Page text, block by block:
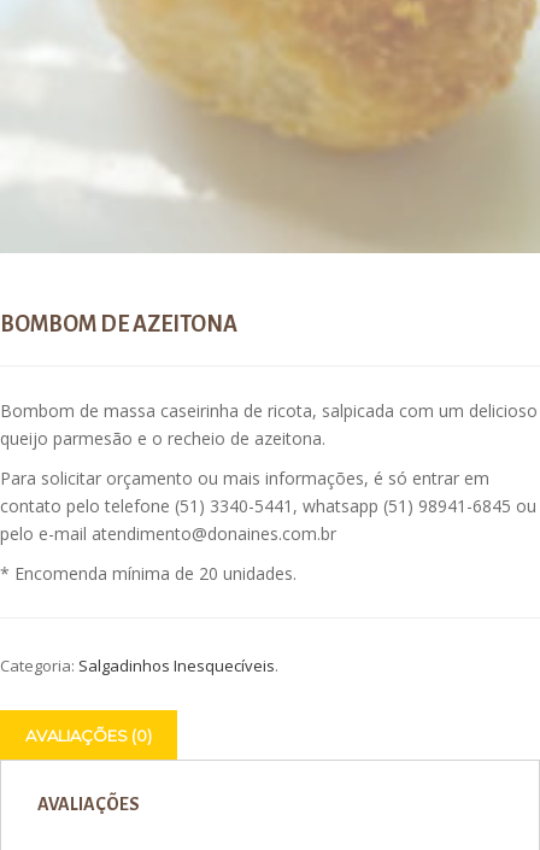
BOMBOM DE AZEITONA
Bombom de massa caseirinha de ricota, salpicada com um delicioso
queijo parmesão e o recheio de azeitona.
Para solicitar orçamento ou mais informações, é só entrar em
contato pelo telefone (51) 3340-5441, whatsapp (51) 98941-6845 ou
pelo e-mail atendimento@donaines.com.br
* Encomenda mínima de 20 unidades.
Categoria: Salgadinhos Inesquecíveis.
AVALIAÇÕES (0)
AVALIAÇÕES